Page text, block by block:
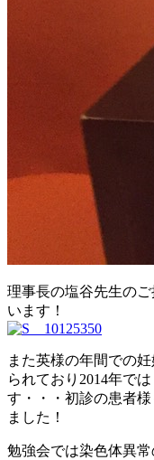
理事長の塩谷先生の
います！
また英様の年間での
られており2014年で
す・・・初診の患者
ました！
勉強会では染色体異